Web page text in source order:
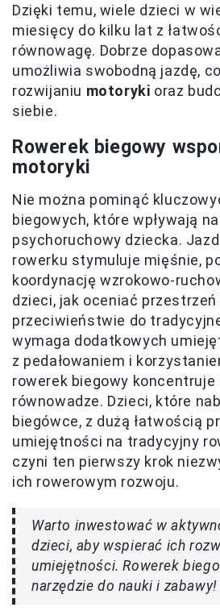
Dzięki temu, wiele dzieci w
miesięcy do kilku lat z
równowagę. Dobrze
umożliwia swobodną jazdę,
rozwijaniu motoryki oraz
siebie.
Rowerek biegowy
motoryki
Nie można pominąć
biegowych, które wpływają
psychoruchowy dziecka.
rowerku stymuluje mięśnie,
koordynację wzrokowo-
dzieci, jak oceniać przestrzeń
przeciwieństwie do
wymaga dodatkowych
z pedałowaniem i
rowerek biegowy koncentruje
równowadze. Dzieci, które
biegówce, z dużą łatwością
umiejętności na tradycyjny
czyni ten pierwszy krok
ich rowerowym rozwoju.
Warto inwestować w
dzieci, aby wspierać ich
umiejętności. Rowerek
narzędzie do nauki i zabawy!